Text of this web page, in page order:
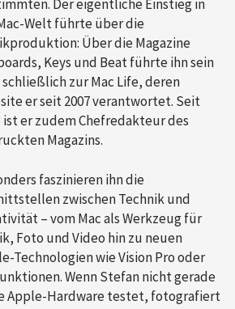
Der eigentliche Einstieg in
Welt führte über die
Über die Magazine
Keys und Beat führte ihn sein
schließlich zur Mac Life, deren
er seit 2007 verantwortet. Seit
ist er zudem Chefredakteur des
Magazins.
faszinieren ihn die
zwischen Technik und
– vom Mac als Werkzeug für
Foto und Video hin zu neuen
Technologien wie Vision Pro oder
Wenn Stefan nicht gerade
Apple-Hardware testet, fotografiert